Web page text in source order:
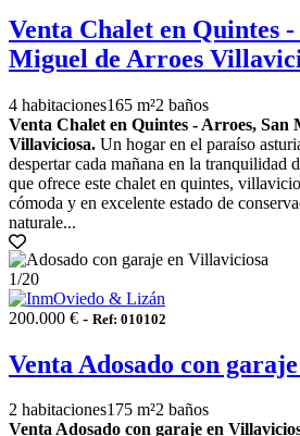
Venta Chalet en Quintes
Miguel de Arroes
4 habitaciones165 m²2 baños
Venta Chalet en Quintes - Arroes, San
Villaviciosa. Un hogar en el paraíso
despertar cada mañana en la tranquilidad
que ofrece este chalet en quintes,
cómoda y en excelente estado de
naturale...
1/20
200.000 € - Ref: 010102
Venta Adosado con
2 habitaciones175 m²2 baños
Venta Adosado con garaje en